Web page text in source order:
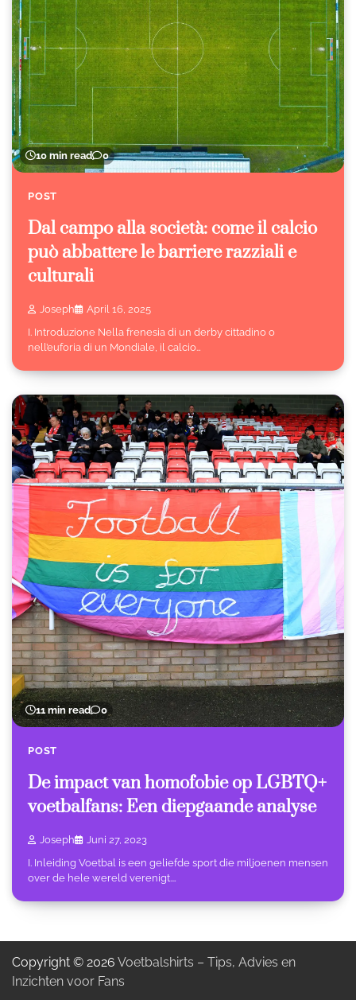
10 min read 0
POST
Dal campo alla società: come il calcio
può abbattere le barriere razziali e
culturali
Joseph
April 16, 2025
I. Introduzione Nella frenesia di un derby cittadino o
nell’euforia di un Mondiale, il calcio…
11 min read 0
POST
De impact van homofobie op LGBTQ+
voetbalfans: Een diepgaande analyse
Joseph
Juni 27, 2023
I. Inleiding Voetbal is een geliefde sport die miljoenen mensen
over de hele wereld verenigt.…
Copyright © 2026 Voetbalshirts – Tips, Advies en
Inzichten voor Fans